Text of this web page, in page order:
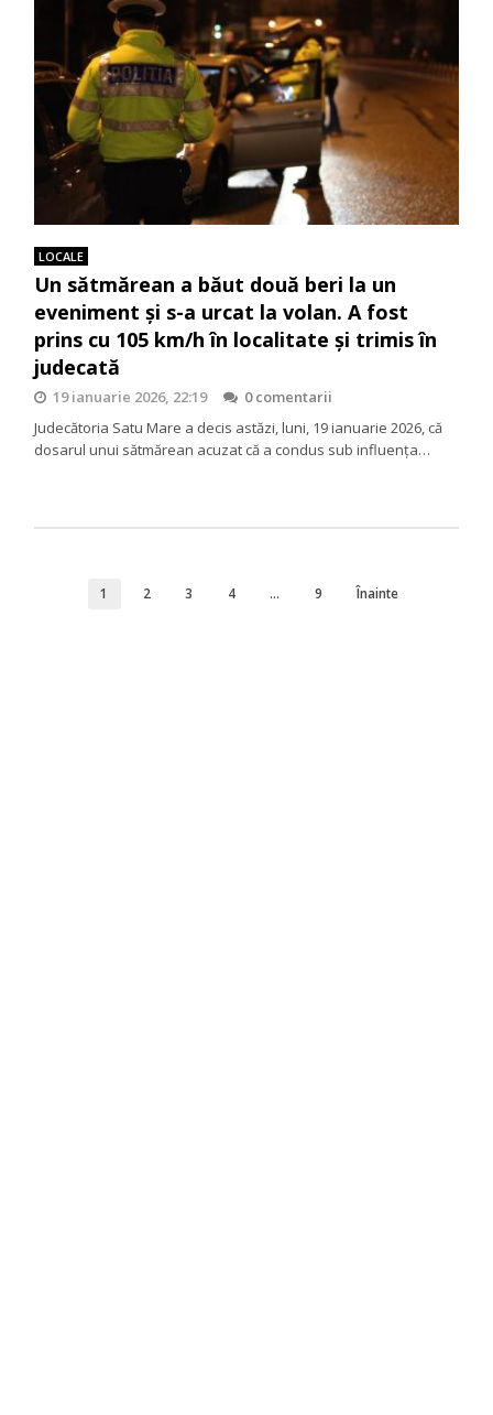
LOCALE
Un sătmărean a băut două beri la un
eveniment și s-a urcat la volan. A fost
prins cu 105 km/h în localitate și trimis în
judecată
19 ianuarie 2026, 22:19
0 comentarii
Judecătoria Satu Mare a decis astăzi, luni, 19 ianuarie 2026, că
dosarul unui sătmărean acuzat că a condus sub influența…
1 2 3 4 … 9 Înainte